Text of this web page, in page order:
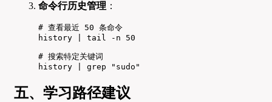
命令行历史管理 ：
# 查看最近 50 条命令
history | tail -n 50
# 搜索特定关键词
history | grep "sudo"
五、学习路径建议